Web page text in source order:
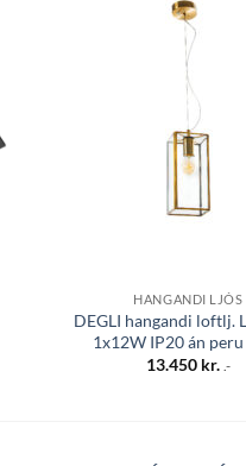
HANGANDI LJÓS
DEGLI hangandi loftlj.
1x12W IP20 án
13.450 kr. .-